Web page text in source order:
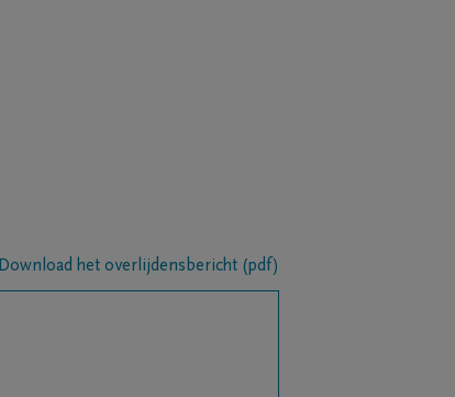
Download het overlijdensbericht (pdf)